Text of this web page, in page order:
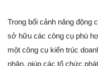
Trong bối cảnh năng động
sở hữu các công cụ phù
một công cụ kiến trúc
nhận, giúp các tổ chức